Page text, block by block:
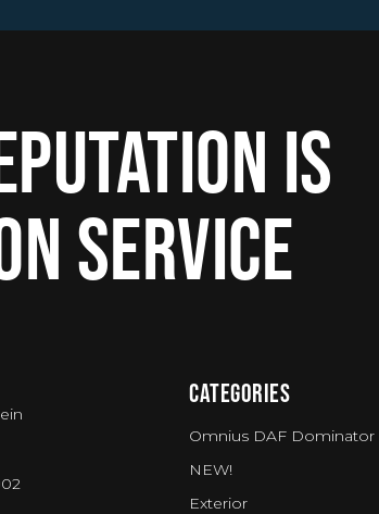
IS
SERVICE
CATEGORIES
Omnius DAF Dominator
NEW!
Exterior